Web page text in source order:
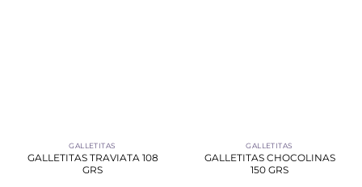
GALLETITAS
GALLETITAS TRAVIATA 108
GRS
GALLETITAS
GALLETITAS CHOCOLINAS
150 GRS